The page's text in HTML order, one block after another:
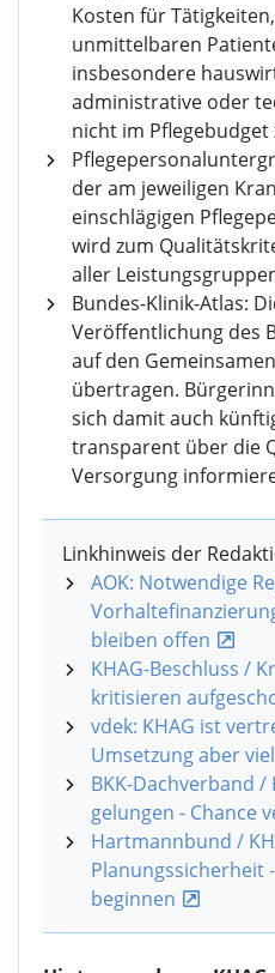
Kosten für
unmittelbaren
insbesondere
administrative oder
nicht im
der am jeweiligen
einschlägigen
wird zum
aller
Bundes-Klinik-Atlas:
Veröffentlichung des
auf den
übertragen.
sich damit auch
transparent über die
Versorgung
Linkhinweis der
AOK: Notwendige
bleiben offen
KHAG-Beschluss /
kritisieren
vdek: KHAG ist
Umsetzung aber
BKK-Dachverband /
gelungen - Chance
Hartmannbund /
Planungssicherheit
beginnen